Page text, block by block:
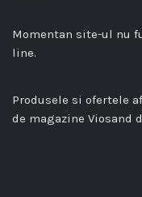
Momentan site-ul nu
line.
Produsele si ofertele
de magazine Viosand